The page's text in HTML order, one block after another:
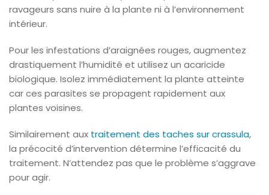
ravageurs sans nuire à la plante ni à l’environnement
intérieur.
Pour les infestations d’araignées rouges, augmentez
drastiquement l’humidité et utilisez un acaricide
biologique. Isolez immédiatement la plante atteinte
car ces parasites se propagent rapidement aux
plantes voisines.
Similairement aux traitement des taches sur crassula,
la précocité d’intervention détermine l’efficacité du
traitement. N’attendez pas que le problème s’aggrave
pour agir.